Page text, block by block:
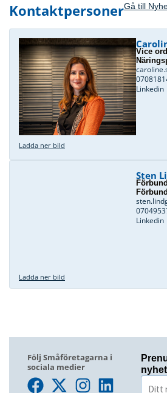
KontaktpersonerGå till
Vice
Linkedin
Ladda ner bild
Sten
Linkedin
Ladda ner bild
Följ Småföretagarna i
sociala medier